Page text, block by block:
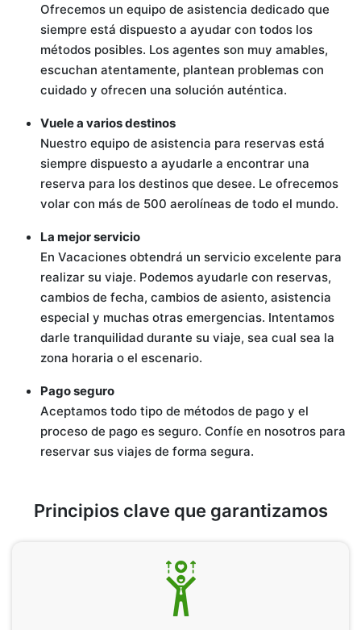
Ofrecemos un equipo de asistencia dedicado que
siempre está dispuesto a ayudar con todos los
métodos posibles. Los agentes son muy amables,
escuchan atentamente, plantean problemas con
cuidado y ofrecen una solución auténtica.
Vuele a varios destinos
Nuestro equipo de asistencia para reservas está
siempre dispuesto a ayudarle a encontrar una
reserva para los destinos que desee. Le ofrecemos
volar con más de 500 aerolíneas de todo el mundo.
La mejor servicio
En Vacaciones obtendrá un servicio excelente para
realizar su viaje. Podemos ayudarle con reservas,
cambios de fecha, cambios de asiento, asistencia
especial y muchas otras emergencias. Intentamos
darle tranquilidad durante su viaje, sea cual sea la
zona horaria o el escenario.
Pago seguro
Aceptamos todo tipo de métodos de pago y el
proceso de pago es seguro. Confíe en nosotros para
reservar sus viajes de forma segura.
Principios clave que garantizamos